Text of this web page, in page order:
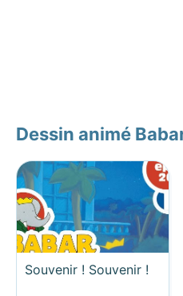
Dessin animé
Souvenir ! Souvenir !